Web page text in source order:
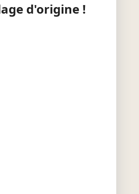
d'origine !